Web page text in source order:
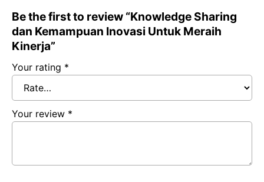
Be the first to review “Knowledge Sharing
dan Kemampuan Inovasi Untuk Meraih
Kinerja”
Your rating *
Your review *